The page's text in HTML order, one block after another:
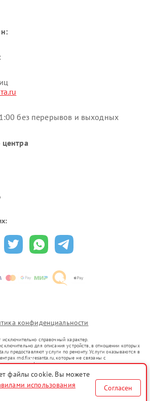
без перерывов и выходных
центра
конфиденциальности
справочный характер.
для описания устройств, в отношении которых
предоставляют услуги по ремонту. Услуги оказываются в
rnd.fix-resanta.ru, которые не связаны с
или их официальными представителями.
уже введенных в гражданский оборот в соответствии
не преследует цели индивидуализации услуг или введения
для информирования о предоставляемых услугах по
файлы cookie. Вы можете
использования
Согласен